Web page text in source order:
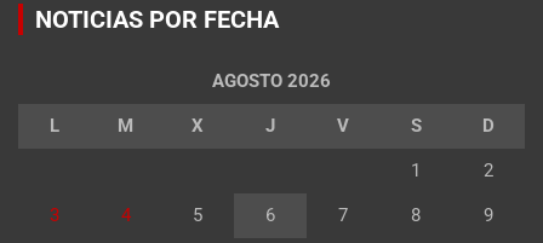
NOTICIAS POR FECHA
AGOSTO 2026
L M X J V S D
1 2
3 4 5 6 7 8 9